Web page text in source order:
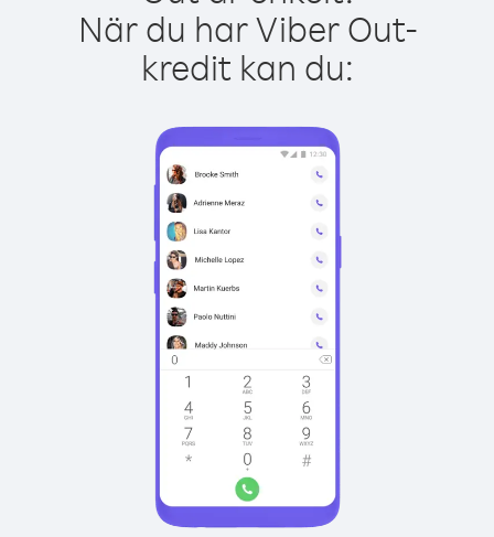
När du har Viber Out-
kredit kan du: